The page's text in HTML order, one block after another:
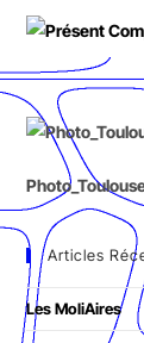
Articles
Les MoliAires